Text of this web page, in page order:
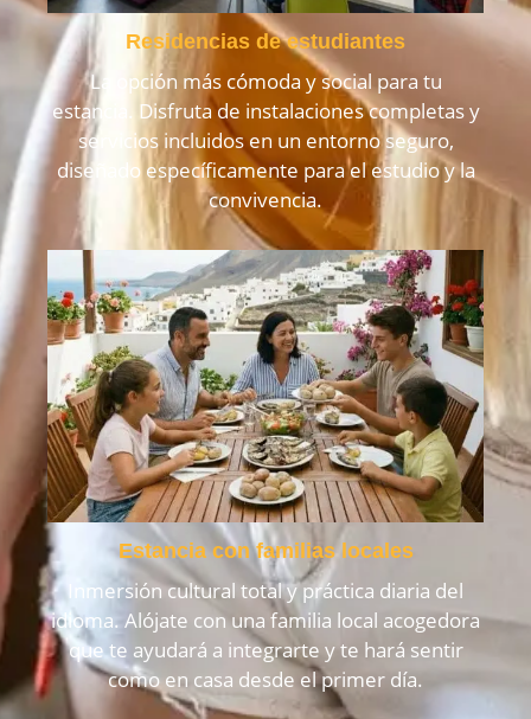
Residencias de estudiantes
La opción más cómoda y social para tu
estancia. Disfruta de instalaciones completas y
servicios incluidos en un entorno seguro,
diseñado específicamente para el estudio y la
convivencia.
Estancia con familias locales
Inmersión cultural total y práctica diaria del
idioma. Alójate con una familia local acogedora
que te ayudará a integrarte y te hará sentir
como en casa desde el primer día.